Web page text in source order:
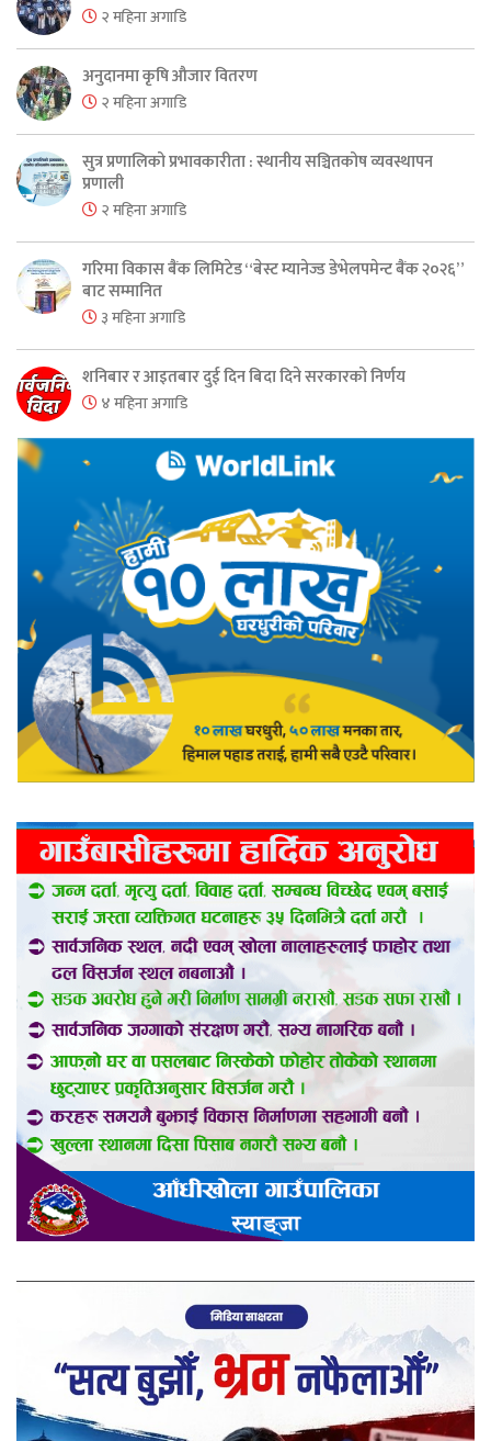
२ महिना अगाडि
अनुदानमा कृषि औजार वितरण
२ महिना अगाडि
सुत्र प्रणालिको प्रभावकारीता : स्थानीय सञ्चितकोष व्यवस्थापन
प्रणाली
२ महिना अगाडि
गरिमा विकास बैंक लिमिटेड “बेस्ट म्यानेज्ड डेभेलपमेन्ट बैंक २०२६”
बाट सम्मानित
३ महिना अगाडि
शनिबार र आइतबार दुई दिन बिदा दिने सरकारको निर्णय
४ महिना अगाडि